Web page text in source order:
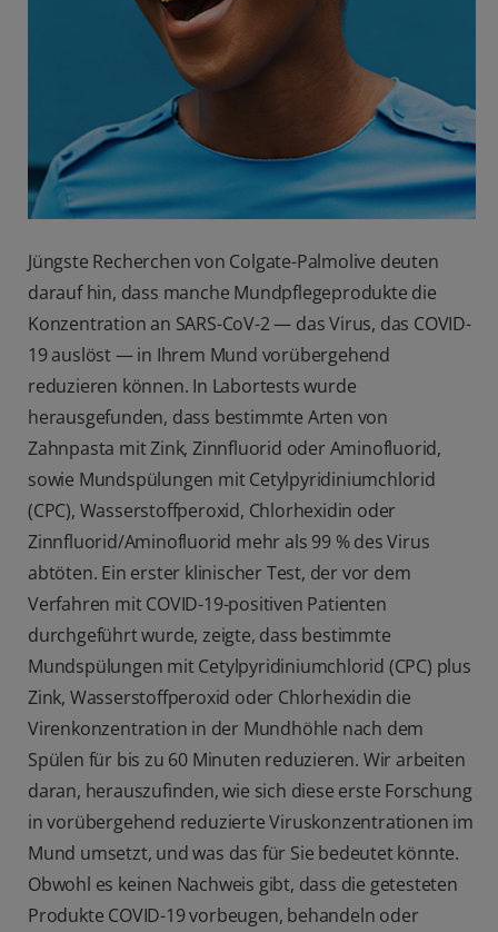
Jüngste Recherchen von Colgate-Palmolive deuten
darauf hin, dass manche Mundpflegeprodukte die
Konzentration an SARS-CoV-2 — das Virus, das COVID-
19 auslöst — in Ihrem Mund vorübergehend
reduzieren können. In Labortests wurde
herausgefunden, dass bestimmte Arten von
Zahnpasta mit Zink, Zinnfluorid oder Aminofluorid,
sowie Mundspülungen mit Cetylpyridiniumchlorid
(CPC), Wasserstoffperoxid, Chlorhexidin oder
Zinnfluorid/Aminofluorid mehr als 99 % des Virus
abtöten. Ein erster klinischer Test, der vor dem
Verfahren mit COVID-19-positiven Patienten
durchgeführt wurde, zeigte, dass bestimmte
Mundspülungen mit Cetylpyridiniumchlorid (CPC) plus
Zink, Wasserstoffperoxid oder Chlorhexidin die
Virenkonzentration in der Mundhöhle nach dem
Spülen für bis zu 60 Minuten reduzieren. Wir arbeiten
daran, herauszufinden, wie sich diese erste Forschung
in vorübergehend reduzierte Viruskonzentrationen im
Mund umsetzt, und was das für Sie bedeutet könnte.
Obwohl es keinen Nachweis gibt, dass die getesteten
Produkte COVID-19 vorbeugen, behandeln oder